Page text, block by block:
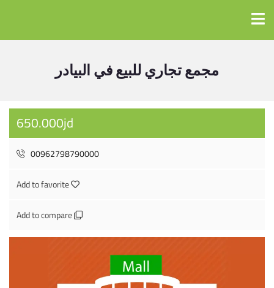
مجمع تجاري للبيع في البيادر
650.000jd
00962798790000
Add to favorite
Add to compare